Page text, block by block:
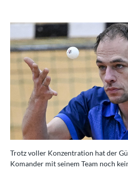
Trotz voller Konzentration hat der
Komander mit seinem Team noch